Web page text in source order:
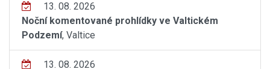
13. 08. 2026
Noční komentované prohlídky ve Valtickém
Podzemí, Valtice
13. 08. 2026